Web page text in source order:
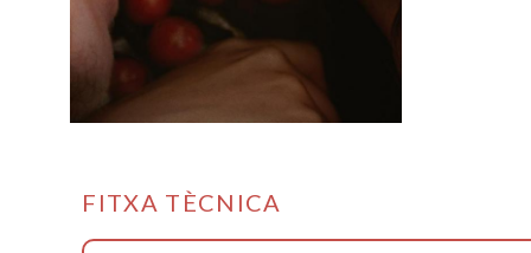
FITXA TÈCNICA